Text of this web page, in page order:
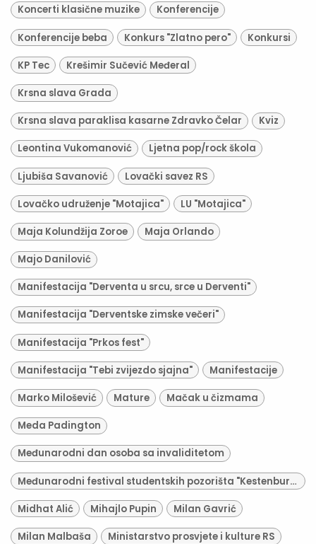
Koncerti klasične muzike Konferencije
Konferencije beba Konkurs "Zlatno pero" Konkursi
KP Tec Krešimir Sučević Međeral
Krsna slava Grada
Krsna slava paraklisa kasarne Zdravko Čelar Kviz
Leontina Vukomanović Ljetna pop/rock škola
Ljubiša Savanović Lovački savez RS
Lovačko udruženje "Motajica" LU "Motajica"
Maja Kolundžija Zoroe Maja Orlando
Majo Danilović
Manifestacija "Derventa u srcu, srce u Derventi"
Manifestacija "Derventske zimske večeri"
Manifestacija "Prkos fest"
Manifestacija "Tebi zvijezdo sjajna" Manifestacije
Marko Milošević Mature Mačak u čizmama
Meda Padington
Međunarodni dan osoba sa invaliditetom
Međunarodni festival studentskih pozorišta "Kestenburg"
Midhat Alić Mihajlo Pupin Milan Gavrić
Milan Malbaša Ministarstvo prosvjete i kulture RS